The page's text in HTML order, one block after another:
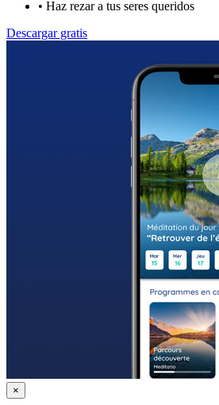
• Haz rezar a tus seres queridos
Descargar gratis
×